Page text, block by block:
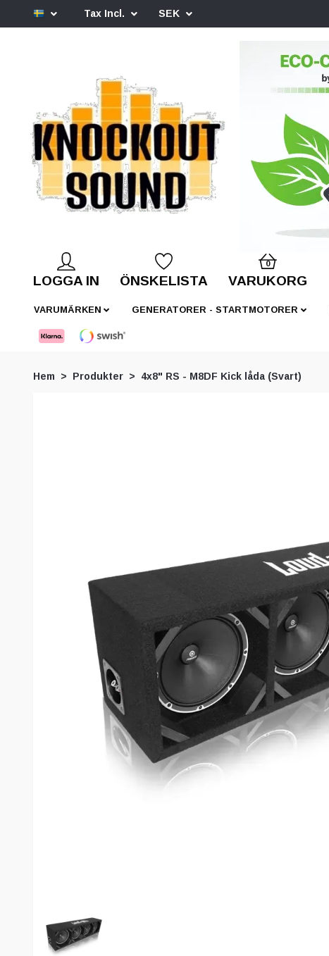
Tax Incl. SEK
LOGGA IN ÖNSKELISTA
0
VARUKORG
VARUMÄRKEN GENERATORER - STARTMOTORER
Hem Produkter 4x8" RS - M8DF Kick låda (Svart)